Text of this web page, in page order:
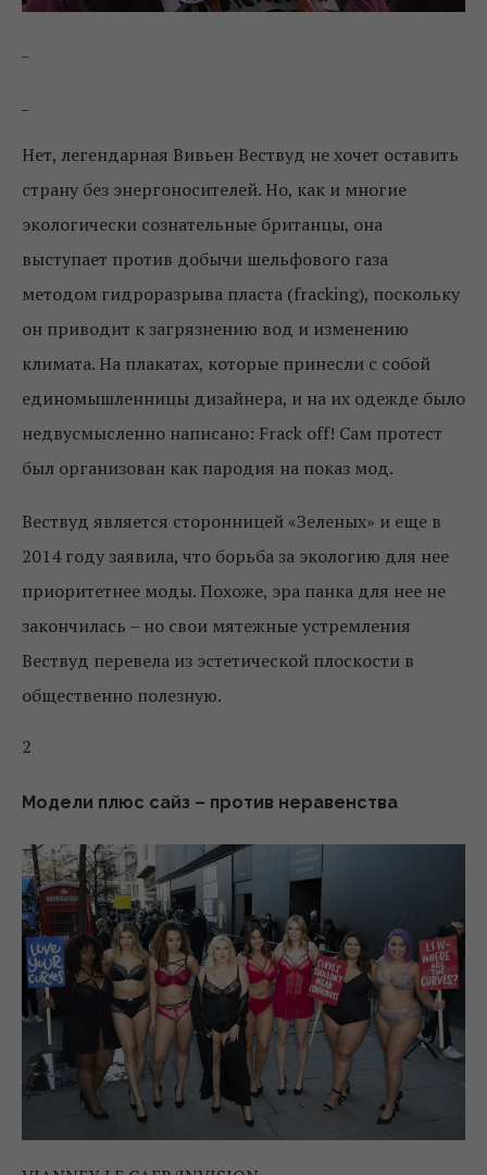
Нет, легендарная Вивьен Вествуд не хочет оставить
страну без энергоносителей. Но, как и многие
экологически сознательные британцы, она
выступает против добычи шельфового газа
методом гидроразрыва пласта (fracking), поскольку
он приводит к загрязнению вод и изменению
климата. На плакатах, которые принесли с собой
единомышленницы дизайнера, и на их одежде было
недвусмысленно написано: Frack off! Сам протест
был организован как пародия на показ мод.
Вествуд является сторонницей «Зеленых» и еще в
2014 году заявила, что борьба за экологию для нее
приоритетнее моды. Похоже, эра панка для нее не
закончилась – но свои мятежные устремления
Вествуд перевела из эстетической плоскости в
общественно полезную.
2
Модели плюс сайз – против неравенства